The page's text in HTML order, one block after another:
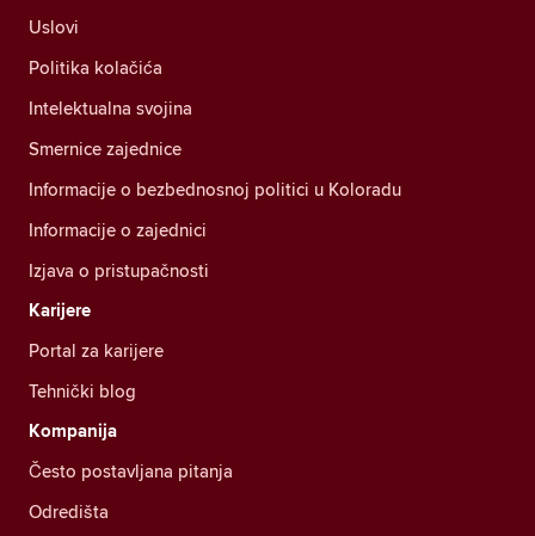
Uslovi
Politika kolačića
Intelektualna svojina
Smernice zajednice
Informacije o bezbednosnoj politici u Koloradu
Informacije o zajednici
Izjava o pristupačnosti
Karijere
Portal za karijere
Tehnički blog
Kompanija
Često postavljana pitanja
Odredišta